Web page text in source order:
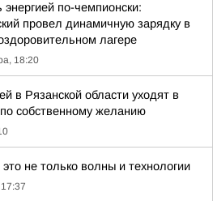
энергией по-чемпионски:
провел динамичную зарядку в
лагере
18:20
в Рязанской области уходят в
по собственному желанию
не только волны и технологии